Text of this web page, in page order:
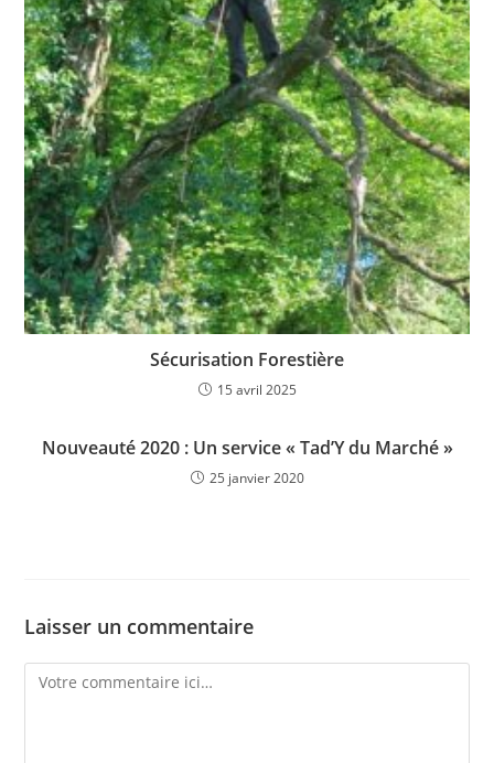
Sécurisation Forestière
15 avril 2025
Nouveauté 2020 : Un service « Tad’Y du Marché »
25 janvier 2020
Laisser un commentaire
Comment